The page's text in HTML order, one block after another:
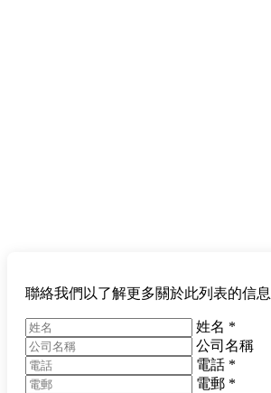
聯絡我們以了解更多關於此列表的信息
姓名 *
公司名稱
電話 *
電郵 *